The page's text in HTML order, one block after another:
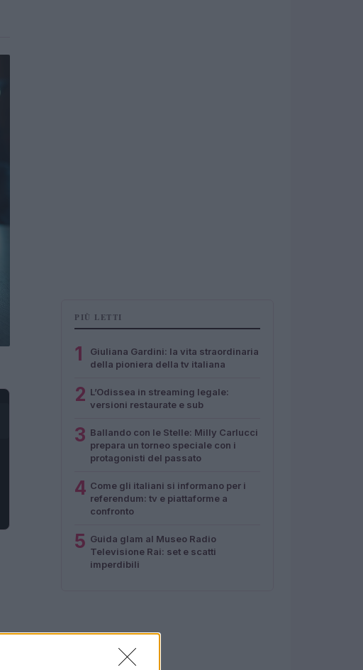
PIÙ LETTI
1
Giuliana Gardini: la vita straordinaria
della pioniera della tv italiana
2 L’Odissea in streaming legale:
versioni restaurate e sub
3 Ballando con le Stelle: Milly Carlucci
prepara un torneo speciale con i
protagonisti del passato
4 Come gli italiani si informano per i
referendum: tv e piattaforme a
confronto
5 Guida glam al Museo Radio
Televisione Rai: set e scatti
imperdibili